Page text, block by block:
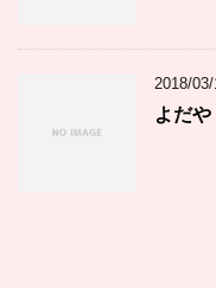
2018/
よだ